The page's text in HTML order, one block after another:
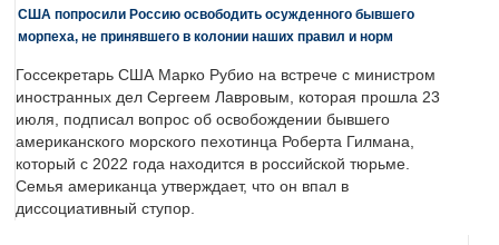
США попросили Россию освободить осужденного бывшего
морпеха, не принявшего в колонии наших правил и норм
Госсекретарь США Марко Рубио на встрече с министром
иностранных дел Сергеем Лавровым, которая прошла 23
июля, подписал вопрос об освобождении бывшего
американского морского пехотинца Роберта Гилмана,
который с 2022 года находится в российской тюрьме.
Семья американца утверждает, что он впал в
диссоциативный ступор.